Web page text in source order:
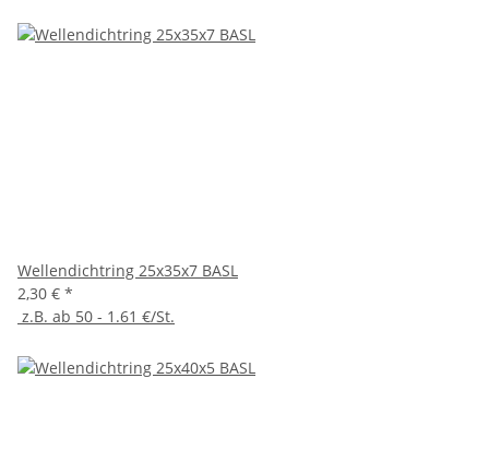
Wellendichtring 25x35x7 BASL
2,30 € *
z.B. ab 50 - 1.61 €/St.